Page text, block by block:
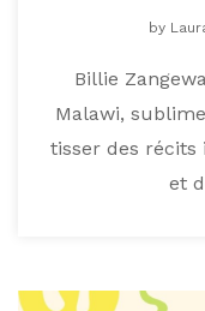
by
Billie
Malawi,
tisser des
et